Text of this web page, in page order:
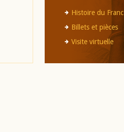
Histoire du Franc
Billets et pièces
Visite virtuelle